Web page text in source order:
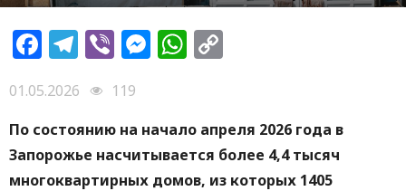
Facebook
Telegram
ViberMessenger
WhatsApp
01.05.2026
119
По состоянию на начало апреля 2026 года в
Запорожье насчитывается более 4,4 тысяч
многоквартирных домов, из которых 1405